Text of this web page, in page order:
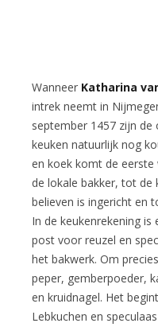
Wanneer Katharina
intrek neemt in
september 1457 zijn de
keuken natuurlijk nog
en koek komt de eerste
de lokale bakker, tot de
believen is ingericht en
In de keukenrekening is
post voor reuzel en
het bakwerk. Om
peper, gemberpoeder,
en kruidnagel. Het
Lebkuchen en